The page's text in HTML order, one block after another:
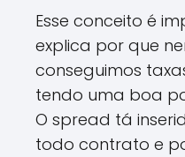
Esse conceito é
explica por que
conseguimos
tendo uma boa
O spread tá
todo contrato e